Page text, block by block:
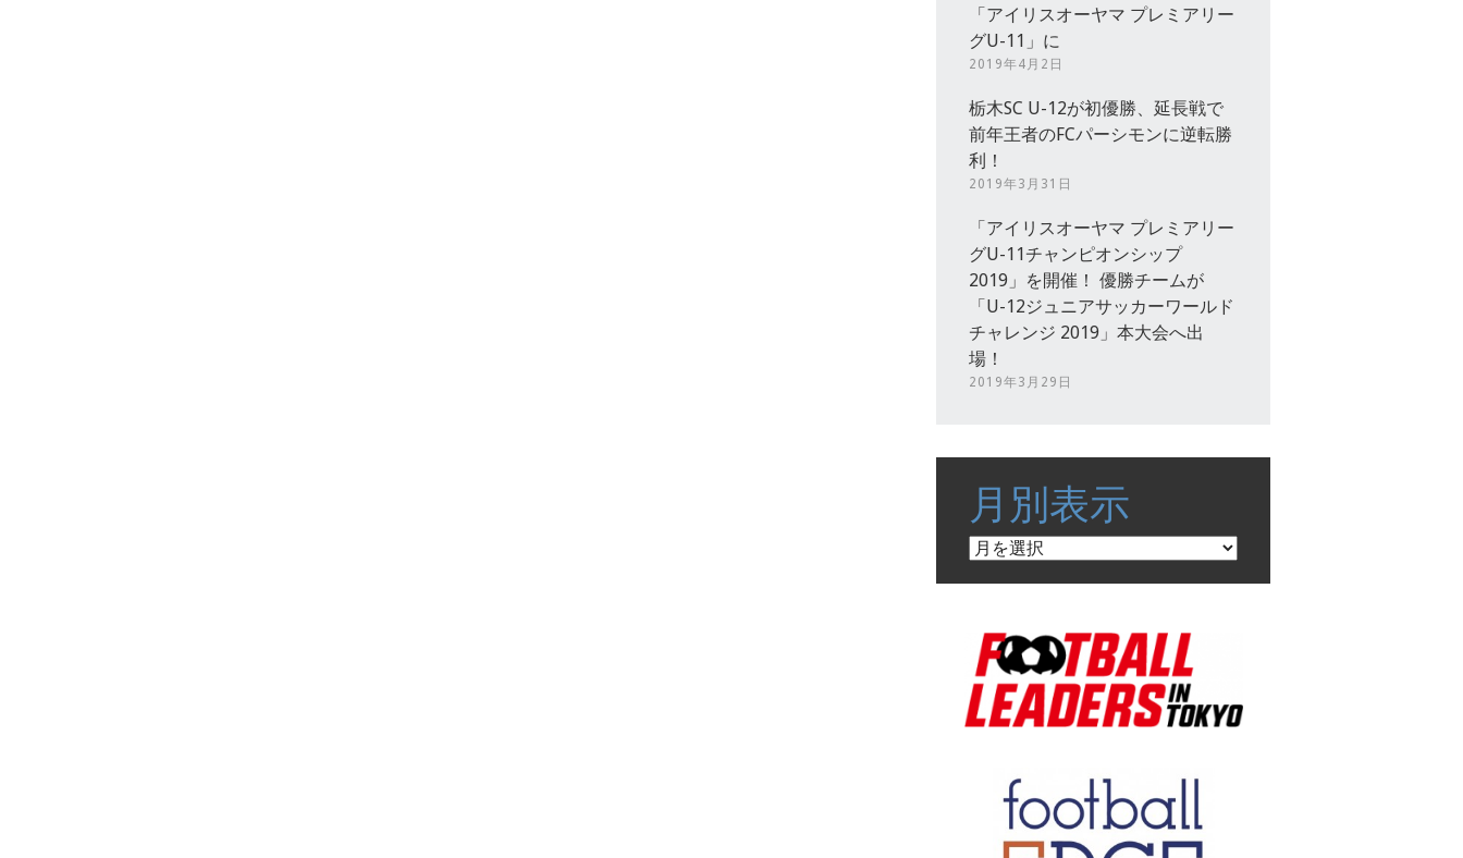
「アイリスオーヤマ プレミアリー
グU-11」に
2019年4月2日
栃木SC U-12が初優勝、延長戦で
前年王者のFCパーシモンに逆転勝
利！
2019年3月31日
「アイリスオーヤマ プレミアリー
グU-11チャンピオンシップ
2019」を開催！ 優勝チームが
「U-12ジュニアサッカーワールド
チャレンジ 2019」本大会へ出
場！
2019年3月29日
月別表示
月